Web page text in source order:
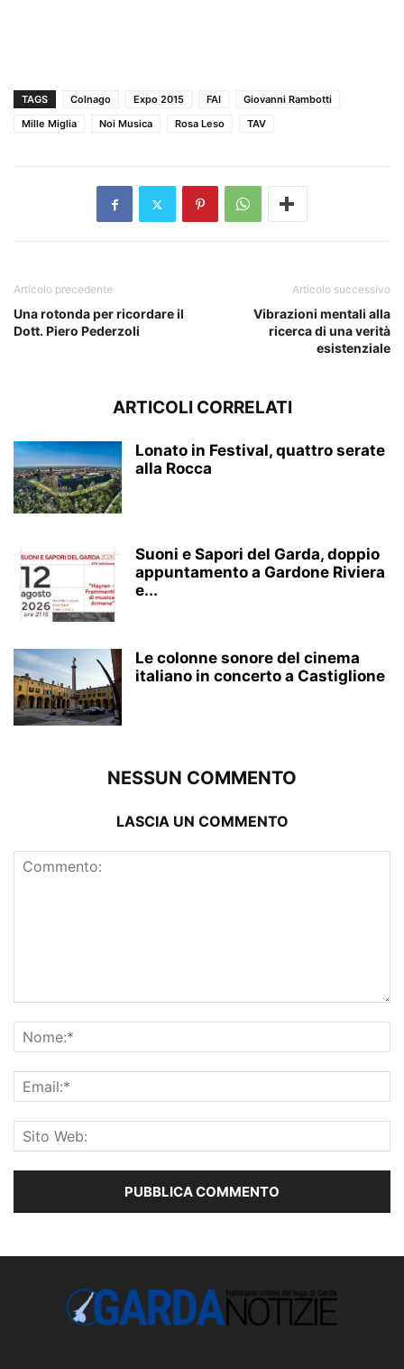
TAGS Colnago Expo 2015 FAI
Giovanni Rambotti
Mille Miglia
Noi Musica Rosa Leso TAV
Articolo precedente
Una rotonda per ricordare il
Dott. Piero Pederzoli
Articolo successivo
Vibrazioni mentali alla
ricerca di una verità
esistenziale
ARTICOLI CORRELATI
Lonato in Festival, quattro serate
alla Rocca
Suoni e Sapori del Garda, doppio
appuntamento a Gardone Riviera
e...
Le colonne sonore del cinema
italiano in concerto a Castiglione
NESSUN COMMENTO
LASCIA UN COMMENTO